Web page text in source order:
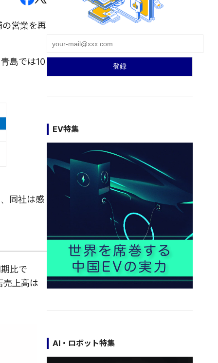
営業を再
島では10
同社は感
比で
売上高は
EV特集
AI・ロボット特集